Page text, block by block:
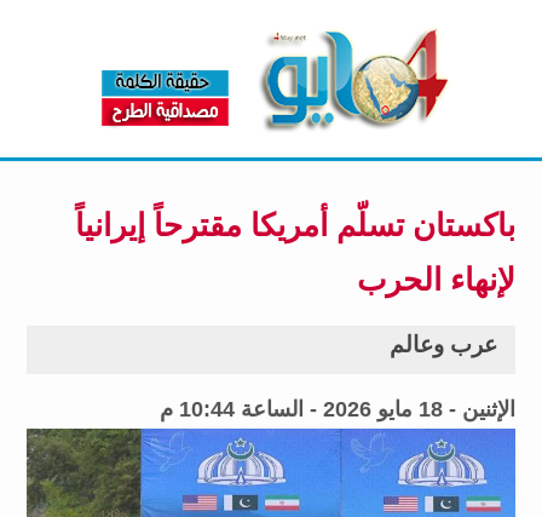
باكستان تسلّم أمريكا مقترحاً إيرانياً
لإنهاء الحرب
عرب وعالم
الإثنين - 18 مايو 2026 - الساعة 10:44 م